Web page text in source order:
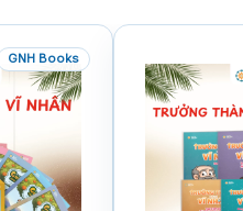
GNH Books